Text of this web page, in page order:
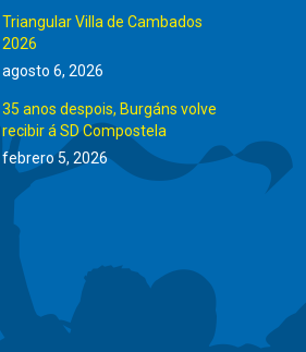
Triangular Villa de Cambados
2026
agosto 6, 2026
35 anos despois, Burgáns volve
recibir á SD Compostela
febrero 5, 2026